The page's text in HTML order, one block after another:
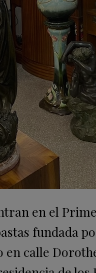
en el
fundada
calle